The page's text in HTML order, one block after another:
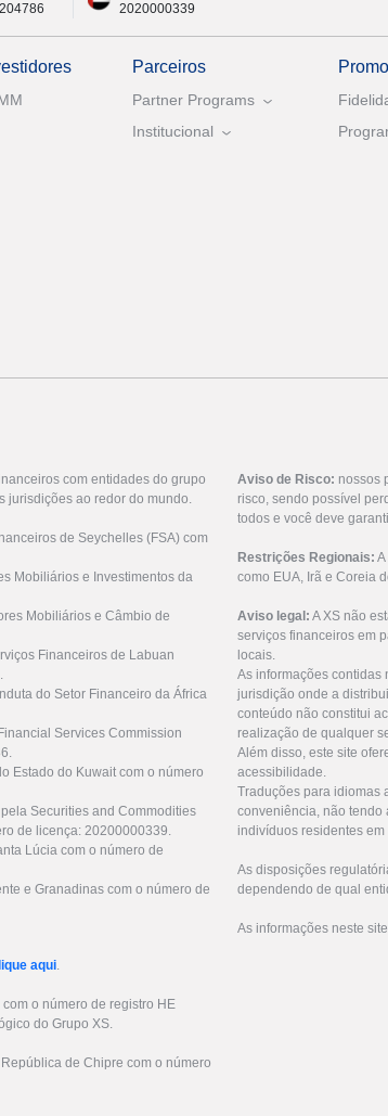
2020000339
Parceiros
Partner Programs
Institucional
com entidades do grupo
jurisdições ao redor do mundo.
de Seychelles (FSA) com
Mobiliários e Investimentos da
Mobiliários e Câmbio de
Financeiros de Labuan
do Setor Financeiro da África
Services Commission
Estado do Kuwait com o número
Securities and Commodities
de licença: 20200000339.
Lúcia com o número de
e Granadinas com o número de
aqui.
o número de registro HE
do Grupo XS.
de Chipre com o número
Aviso de Risco: nossos
risco, sendo possível
todos e você deve
Restrições Regionais:
como EUA, Irã e Coreia
Aviso legal: A XS não
serviços financeiros em
locais.
As informações contidas
jurisdição onde a
conteúdo não constitui
realização de qualquer
Além disso, este site
acessibilidade.
Traduções para idiomas
conveniência, não tendo
indivíduos residentes
As disposições
dependendo de qual
As informações neste